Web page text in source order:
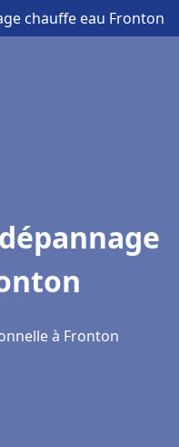
chauffe eau Fronton
à Fronton